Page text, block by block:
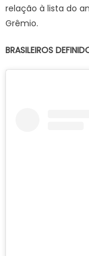
relação à lista do
Grêmio.
BRASILEIROS